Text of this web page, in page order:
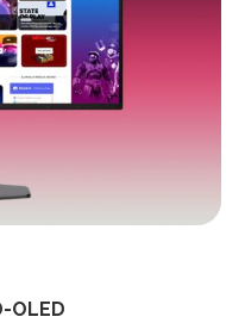
OLED